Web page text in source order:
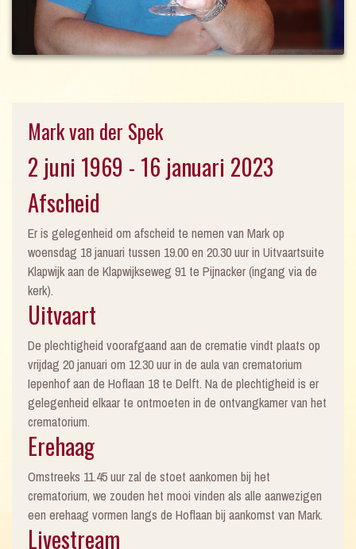
Mark van der Spek
2 juni 1969 - 16 januari 2023
Afscheid
Er is gelegenheid om afscheid te nemen van Mark op
woensdag 18 januari tussen 19.00 en 20.30 uur in Uitvaartsuite
Klapwijk aan de Klapwijkseweg 91 te Pijnacker (ingang via de
kerk).
Uitvaart
De plechtigheid voorafgaand aan de crematie vindt plaats op
vrijdag 20 januari om 12.30 uur in de aula van crematorium
Iepenhof aan de Hoflaan 18 te Delft. Na de plechtigheid is er
gelegenheid elkaar te ontmoeten in de ontvangkamer van het
crematorium.
Erehaag
Omstreeks 11.45 uur zal de stoet aankomen bij het
crematorium, we zouden het mooi vinden als alle aanwezigen
een erehaag vormen langs de Hoflaan bij aankomst van Mark.
Livestream